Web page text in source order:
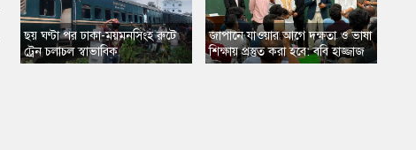
​ছয় ঘণ্টা পর ঢাকা-ময়মনসিংহ রুটে
ট্রেন চলাচল স্বাভাবিক
জাপানে যাওয়ার আগে দক্ষতা ও ভাষা
শিক্ষায় প্রস্তুত করা হবে: ববি হাজ্জাজ